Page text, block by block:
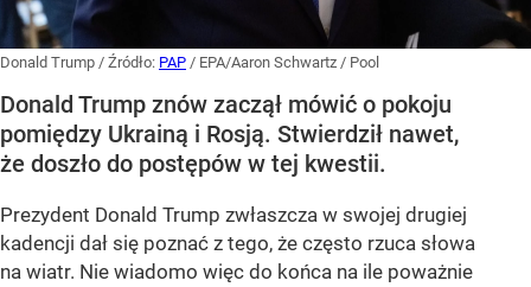
Donald Trump / Źródło: PAP / EPA/Aaron Schwartz / Pool
Donald Trump znów zaczął mówić o pokoju
pomiędzy Ukrainą i Rosją. Stwierdził nawet,
że doszło do postępów w tej kwestii.
Prezydent Donald Trump zwłaszcza w swojej drugiej
kadencji dał się poznać z tego, że często rzuca słowa
na wiatr. Nie wiadomo więc do końca na ile poważnie